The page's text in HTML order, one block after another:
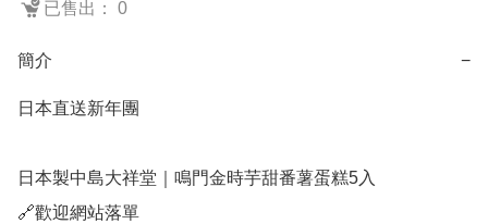
已售出： 0
簡介 −
日本直送新年團
日本製中島大祥堂｜鳴門金時芋甜番薯蛋糕5入
🔗歡迎網站落單